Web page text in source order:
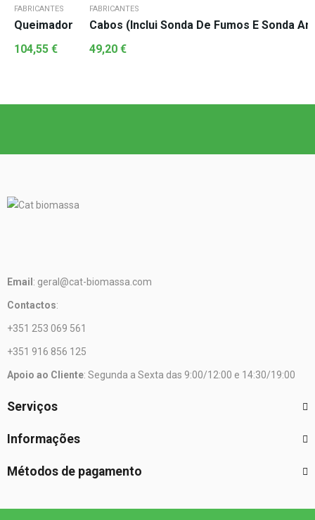
FABRICANTES
Queimador
104,55 €
FABRICANTES
Cabos (Inclui Sonda De Fumos E Sonda
49,20 €
Email : geral@cat-biomassa.com
Contactos:
+351 253 069 561
+351 916 856 125
Apoio ao Cliente: Segunda a Sexta das 9:00/12:00 e 14:30/19:00
Serviços
Informações
Métodos de pagamento